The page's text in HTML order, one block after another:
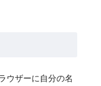
ウザーに自分の名